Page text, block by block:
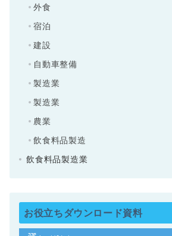
外食
宿泊
建設
自動車整備
製造業
製造業
農業
飲食料品製造
飲食料品製造業
お役立ちダウンロード資料